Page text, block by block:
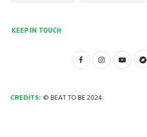
KEEP IN TOUCH
CREDITS: © BEAT TO BE 2024